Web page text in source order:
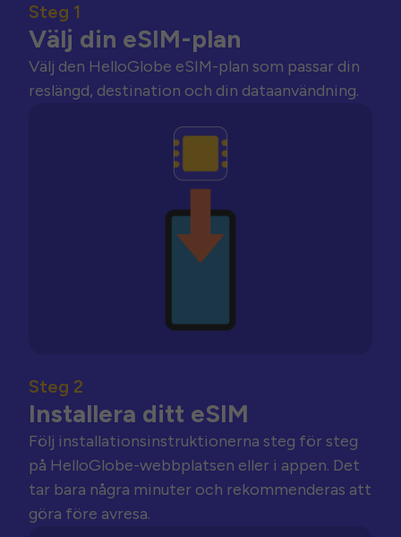
Steg 1
Välj din eSIM-plan
Välj den HelloGlobe eSIM-plan som passar din
reslängd, destination och din dataanvändning.
Steg 2
Installera ditt eSIM
Följ installationsinstruktionerna steg för steg
på HelloGlobe-webbplatsen eller i appen. Det
tar bara några minuter och rekommenderas att
göra före avresa.